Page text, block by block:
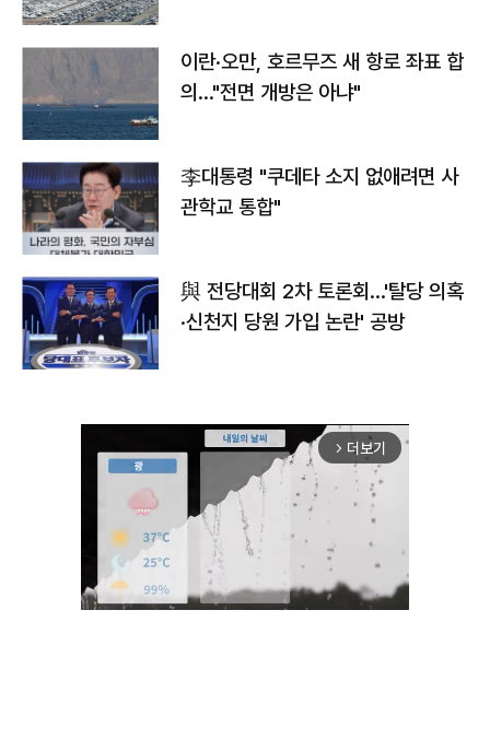
이란·오만, 호르무즈 새 항로 좌표 합
의…"전면 개방은 아냐"
李대통령 "쿠데타 소지 없애려면 사
관학교 통합"
與 전당대회 2차 토론회…'탈당 의혹
·신천지 당원 가입 논란' 공방
arrow_forward_ios 더보기